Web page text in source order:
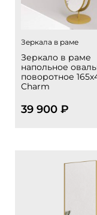
Зеркала в раме
Зеркало в раме
напольное
поворотное
Charm
39 900 ₽